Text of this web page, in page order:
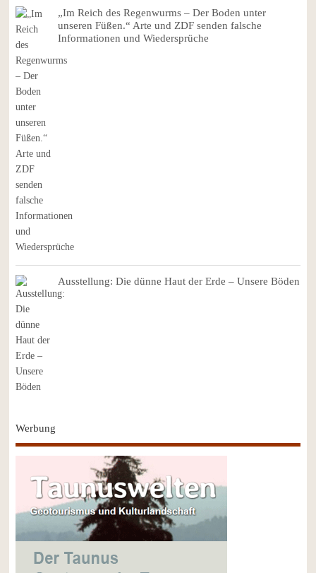
„Im Reich des Regenwurms – Der Boden unter
unseren Füßen.“ Arte und ZDF senden falsche
Informationen und Wiedersprüche
Ausstellung: Die dünne Haut der Erde – Unsere Böden
Werbung